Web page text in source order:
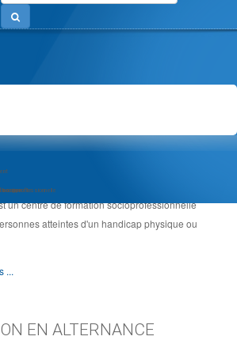
...
socioprofessionnelle
un centre de formation socioprofessionnelle
atteintes d'un handicap physique ou
...
EN ALTERNANCE